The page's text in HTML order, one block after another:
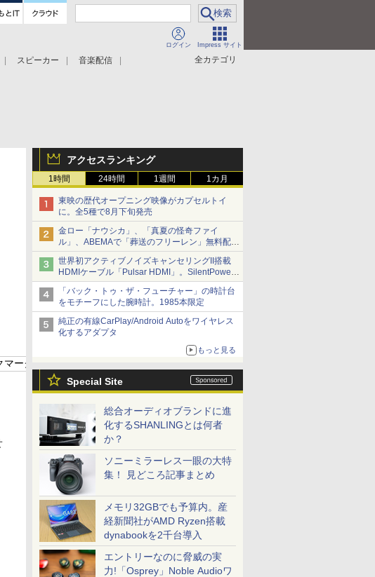
ログイン Impress サイト
全カテゴリ
スピーカー
音楽配信
アクセスランキング
1時間 24時間 1週間 1カ月
東映の歴代オープニング映像がカプセルトイ
に。全5種で8月下旬発売
金ロー「ナウシカ」、「真夏の怪奇ファイ
ル」、ABEMAで「葬送のフリーレン」無料配信
など。夏の特番・配信情報
世界初アクティブノイズキャンセリングII搭載
HDMIケーブル「Pulsar HDMI」。SilentPower
から
「バック・トゥ・ザ・フューチャー」の時計台
をモチーフにした腕時計。1985本限定
純正の有線CarPlay/Android Autoをワイヤレス
化するアダプタ
もっと見る
Special Site
総合オーディオブランドに進
化するSHANLINGとは何者
か？
ソニーミラーレス一眼の大特
集！ 見どころ記事まとめ
メモリ32GBでも予算内。産
経新聞社がAMD Ryzen搭載
dynabookを2千台導入
エントリーなのに脅威の実
力!「Osprey」Noble Audioワ
ーク